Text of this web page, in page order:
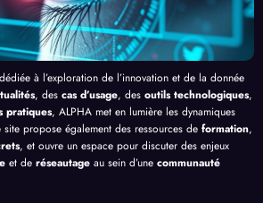
à l’exploration de l’innovation et de la donnée
, des cas d’usage, des outils technologiques,
pratiques, ALPHA met en lumière les dynamiques
propose également des ressources de formation,
, et ouvre un espace pour discuter des enjeux
et de réseautage au sein d’une communauté